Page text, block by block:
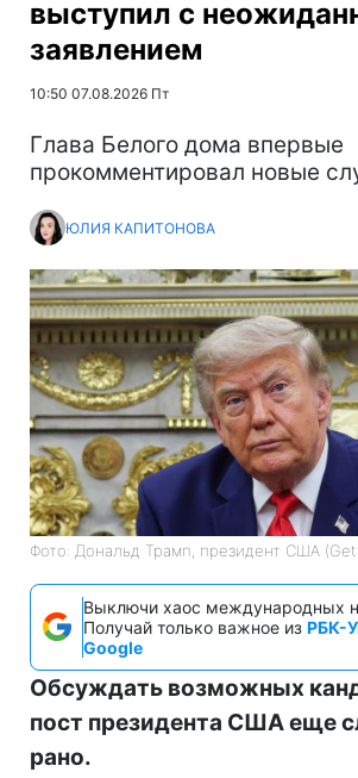
выступил с
заявлением
10:50 07.08.2026 Пт
Глава Белого дома впервые
прокомментировал новые
ЮЛИЯ КАПИТОНОВА
Фото: Дональд Трамп, президент США
Выключи хаос международных
Получай только важное из РБК-
Google
Обсуждать возможных
пост президента США еще
рано.